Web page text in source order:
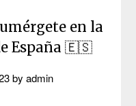
en la
España 🇪🇸
by admin